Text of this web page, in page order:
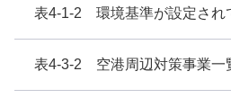
表4-1-2 環境基準が設定され
表4-3-2 空港周辺対策事業一